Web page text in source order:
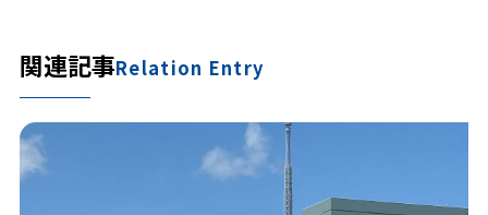
関連記事Relation Entry